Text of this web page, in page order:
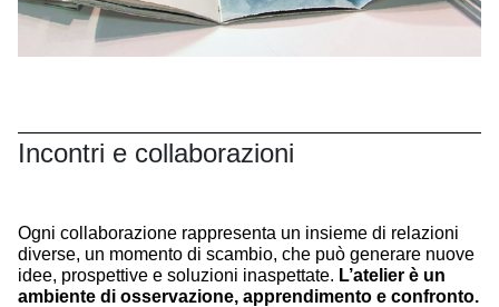
Incontri e collaborazioni
Ogni collaborazione rappresenta un insieme di relazioni
diverse, un momento di scambio, che può generare nuove
idee, prospettive e soluzioni inaspettate. L’atelier è un
ambiente di osservazione, apprendimento e confronto.